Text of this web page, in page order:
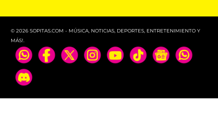
© 2026 SOPITAS.COM - MÚSICA, NOTICIAS, DEPORTES, ENTRETENIMIENTO Y
MÁS!.